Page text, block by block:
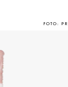
FOTO: PR